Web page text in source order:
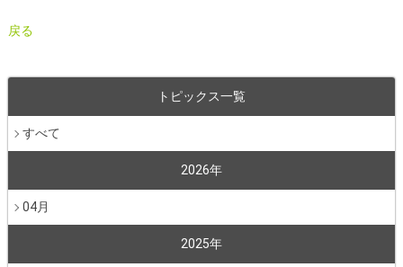
戻る
トピックス一覧
すべて
2026年
04月
2025年